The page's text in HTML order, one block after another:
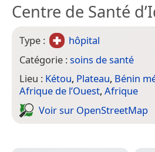
Centre de Santé
Type :
hôpital
Catégorie :soins de santé
Lieu : Kétou, Plateau, Bénin
Afrique de l’Ouest, Afrique
Voir sur Open­Street­Map